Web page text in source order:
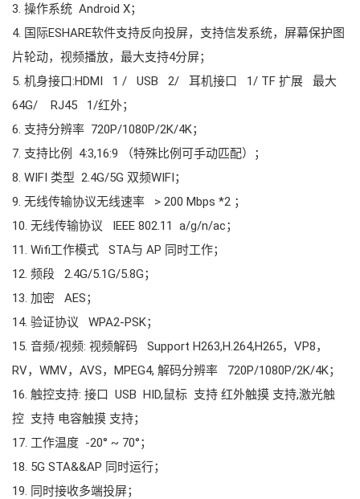
3. 操作系统 Android X；
4. 国际ESHARE软件支持反向投屏，支持信发系统，屏幕保护图
片轮动，视频播放，最大支持4分屏；
5. 机身接口:HDMI 1 / USB 2/ 耳机接口 1/ TF 扩展 最大
64G/ RJ45 1/红外；
6. 支持分辨率 720P/1080P/2K/4K；
7. 支持比例 4:3,16:9 （特殊比例可手动匹配）；
8. WIFI 类型 2.4G/5G 双频WIFI；
9. 无线传输协议无线速率 > 200 Mbps *2 ；
10. 无线传输协议 IEEE 802.11 a/g/n/ac；
11. Wifi工作模式 STA与 AP 同时工作；
12. 频段 2.4G/5.1G/5.8G；
13. 加密 AES；
14. 验证协议 WPA2-PSK；
15. 音频/视频: 视频解码 Support H263,H.264,H265，VP8，
RV，WMV，AVS，MPEG4, 解码分辨率 720P/1080P/2K/4K；
16. 触控支持: 接口 USB HID,鼠标 支持 红外触摸 支持,激光触
控 支持 电容触摸 支持；
17. 工作温度 -20° ~ 70°；
18. 5G STA&&AP 同时运行；
19. 同时接收多端投屏；